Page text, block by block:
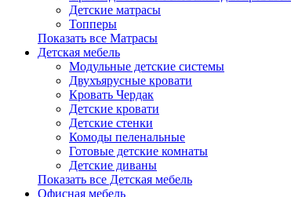
Детские матрасы
Топперы
Показать все Матрасы
Детская мебель
Модульные детские системы
Двухъярусные кровати
Кровать Чердак
Детские кровати
Детские стенки
Комоды пеленальные
Готовые детские комнаты
Детские диваны
Показать все Детская мебель
Офисная мебель